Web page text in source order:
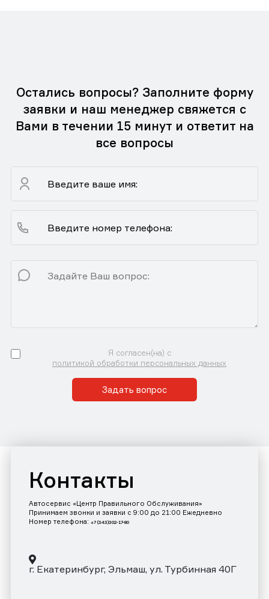
Остались вопросы? Заполните форму
заявки и наш менеджер свяжется с
Вами в течении 15 минут и ответит на
все вопросы
Я согласен(на) с
политикой обработки персональных данных
Задать вопрос
Контакты
Автосервис «Центр Правильного Обслуживания»
Принимаем звонки и заявки с 9:00 до 21:00 Ежедневно
Номер телефона: +7 (343)302-17-80
г. Екатеринбург, Эльмаш, ул. Турбинная 40Г